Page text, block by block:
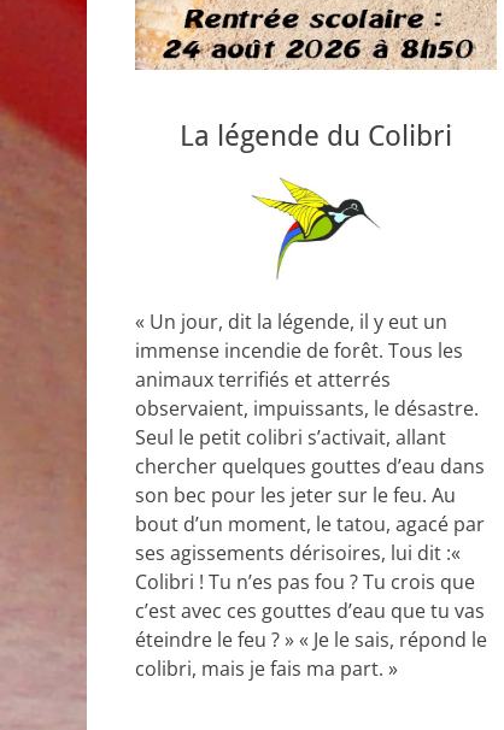
La légende du Colibri
« Un jour, dit la légende, il y eut un
immense incendie de forêt. Tous les
animaux terrifiés et atterrés
observaient, impuissants, le désastre.
Seul le petit colibri s’activait, allant
chercher quelques gouttes d’eau dans
son bec pour les jeter sur le feu. Au
bout d’un moment, le tatou, agacé par
ses agissements dérisoires, lui dit :«
Colibri ! Tu n’es pas fou ? Tu crois que
c’est avec ces gouttes d’eau que tu vas
éteindre le feu ? » « Je le sais, répond le
colibri, mais je fais ma part. »